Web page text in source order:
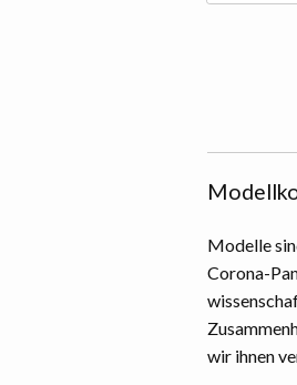
Modelle
Corona-
wir ihnen